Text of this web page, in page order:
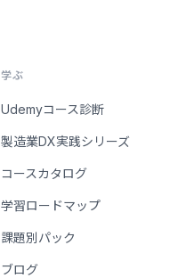
学ぶ
Udemyコース診断
製造業DX実践シリーズ
コースカタログ
学習ロードマップ
課題別パック
ブログ